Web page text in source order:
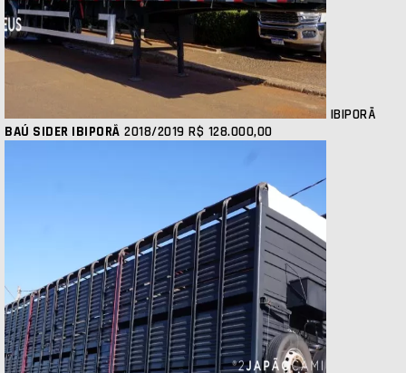
IBIPORÃ
BAÚ SIDER IBIPORÃ 2018/2019 R$ 128.000,00